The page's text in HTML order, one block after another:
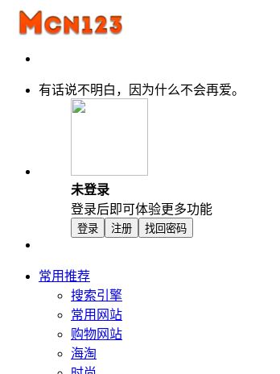
有话说不明白，因为什么不会再爱。
未登录
登录后即可体验更多功能
登录 注册 找回密码
常用推荐
搜索引擎
常用网站
购物网站
海淘